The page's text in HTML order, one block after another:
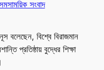
সংবাদ
বলেছেন, বিশ্বে বিরাজমান
প্রতিষ্ঠায় বুদ্ধের শিক্ষা